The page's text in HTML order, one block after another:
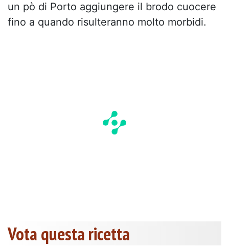
un pò di Porto aggiungere il brodo cuocere
fino a quando risulteranno molto morbidi.
Vota questa ricetta